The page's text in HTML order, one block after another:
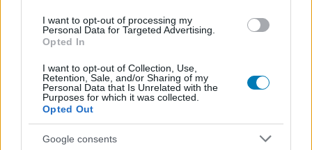
I want to opt-out of processing my
Personal Data for Targeted Advertising.
Opted In
I want to opt-out of Collection, Use,
Retention, Sale, and/or Sharing of my
Personal Data that Is Unrelated with the
Purposes for which it was collected.
Opted Out
Google consents
2025 május 11. 10:50
Megint felkapjuk az alufólia sapkát, mert a
Rockstar marketingesei túl ügyesen végzik a
munkájukat.
21.86%